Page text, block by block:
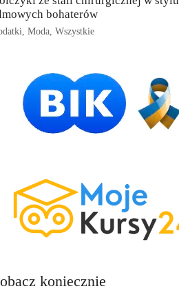
bohaterów
,Moda,Wszystkie
koniecznie